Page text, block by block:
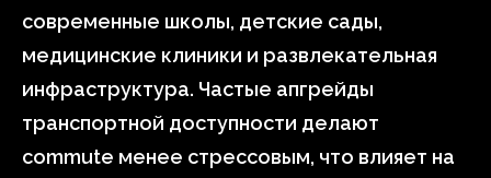
современные школы, детские сады,
медицинские клиники и развлекательная
инфраструктура. Частые апгрейды
транспортной доступности делают
commute менее стрессовым, что влияет на